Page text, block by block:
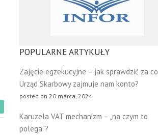
POPULARNE ARTYKUŁY
Zajęcie egzekucyjne – jak sprawdzić za co
Urząd Skarbowy zajmuje nam konto?
posted on 20 marca, 2024
Karuzela VAT mechanizm – „na czym to
polega”?